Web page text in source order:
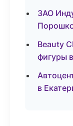
ЗАО
Beauty
фигуры
в